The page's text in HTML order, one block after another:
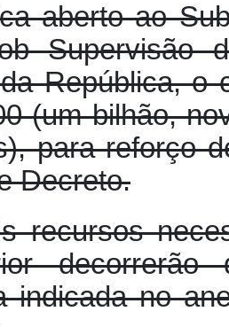
aberto ao
Supervisão
República, o
(um bilhão,
para reforço
Decreto.
recursos
indicada no